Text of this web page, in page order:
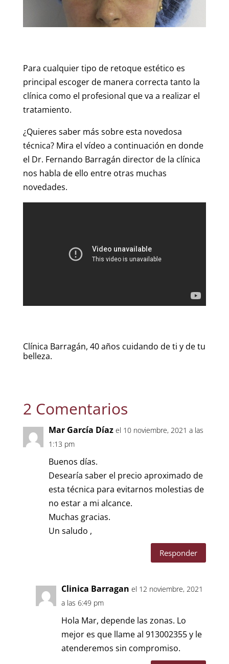
Para cualquier tipo de retoque estético es
principal escoger de manera correcta tanto la
clínica como el profesional que va a realizar el
tratamiento.
¿Quieres saber más sobre esta novedosa
técnica? Mira el vídeo a continuación en donde
el Dr. Fernando Barragán director de la clínica
nos habla de ello entre otras muchas
novedades.
Clínica Barragán, 40 años cuidando de ti y de tu
belleza.
2 Comentarios
Mar García Díaz el 10 noviembre, 2021 a las
1:13 pm
Buenos días.
Desearía saber el precio aproximado de
esta técnica para evitarnos molestias de
no estar a mi alcance.
Muchas gracias.
Un saludo ,
Responder
Clinica Barragan el 12 noviembre, 2021
a las 6:49 pm
Hola Mar, depende las zonas. Lo
mejor es que llame al 913002355 y le
atenderemos sin compromiso.